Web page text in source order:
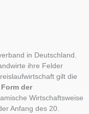
in Deutschland.
ihre Felder
gilt die
der
Wirtschaftsweise
Anfang des 20.